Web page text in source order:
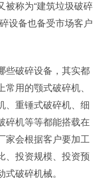
被称为“建筑垃圾破碎
设备也备受市场客户
些破碎设备，其实都
用的颚式破碎机、
、重锤式破碎机、细
碎机等等都能搭载在
家会根据客户要加工
、投资规模、投资预
破碎机械。